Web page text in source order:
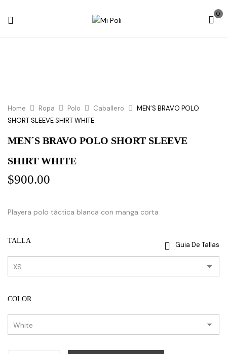
0
Home Ropa Polo Caballero
MEN´S BRAVO POLO
SHORT SLEEVE SHIRT WHITE
MEN´S BRAVO POLO SHORT SLEEVE
SHIRT WHITE
$900.00
Playera polo táctica blanca con manga corta
Guia De Tallas
TALLA
COLOR